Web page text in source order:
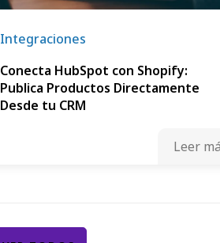
Integraciones
Conecta HubSpot con Shopify:
Publica Productos Directamente
Desde tu CRM
Leer